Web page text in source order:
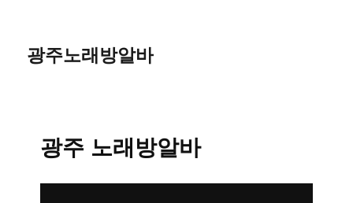
광주노래방알바
광주 노래방알바